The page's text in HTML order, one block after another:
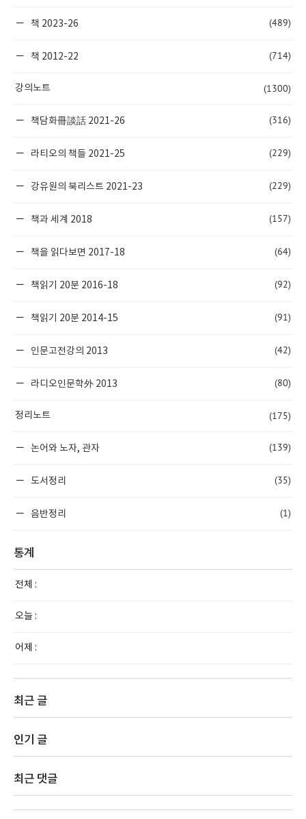
책 2023-26 (489)
책 2012-22 (714)
강의노트 (1300)
책담화冊談話 2021-26 (316)
라티오의 책들 2021-25 (229)
강유원의 북리스트 2021-23 (229)
책과 세계 2018 (157)
책을 읽다보면 2017-18 (64)
책읽기 20분 2016-18 (92)
책읽기 20분 2014-15 (91)
인문고전강의 2013 (42)
라디오인문학外 2013 (80)
정리노트 (175)
논어와 노자, 관자 (139)
도서정리 (35)
음반정리 (1)
통계
전체 :
오늘 :
어제 :
최근 글
인기 글
최근 댓글